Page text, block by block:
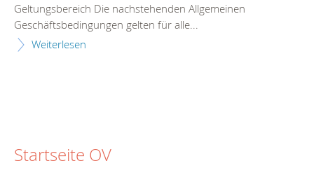
Geltungsbereich Die nachstehenden Allgemeinen
Geschäftsbedingungen gelten für alle...
Weiterlesen
Startseite OV